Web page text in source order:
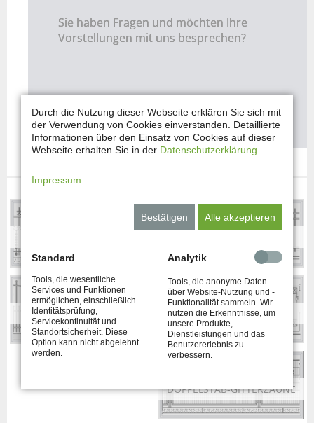
Sie haben Fragen und möchten Ihre
Vorstellungen mit uns besprechen?
JETZT ANFRAGEN
ALUMINIUMZÄUNE DESIGNZÄUNE
DOPPELSTAB-GITTERZÄUNE
Durch die Nutzung dieser Webseite erklären Sie sich mit
der Verwendung von Cookies einverstanden. Detaillierte
Informationen über den Einsatz von Cookies auf dieser
Webseite erhalten Sie in der Datenschutzerklärung
Impressum
Bestätigen Alle akzeptieren
Standard
Tools, die wesentliche
Services und Funktionen
ermöglichen, einschließlich
Identitätsprüfung,
Servicekontinuität und
Standortsicherheit. Diese
Option kann nicht abgelehnt
werden.
Analytik
Tools, die anonyme Daten
über Website-Nutzung und -
Funktionalität sammeln. Wir
nutzen die Erkenntnisse, um
unsere Produkte,
Dienstleistungen und das
Benutzererlebnis zu
verbessern.